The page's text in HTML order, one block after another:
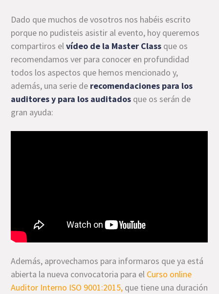
Dado que muchos de vosotros nos habéis escrito
porque no pudisteis asistir al evento, hoy queremos
compartiros el vídeo de la Master Class que os
recomendamos ver para conocer en profundidad
todos los aspectos que hemos mencionado y,
además, una serie de recomendaciones para los
auditores y para los auditados que os serán de
gran ayuda:
Además, aprovechamos para informaros que ya está
abierta la nueva convocatoria para el Curso online
Auditor Interno ISO 9001:2015, que tiene una duración